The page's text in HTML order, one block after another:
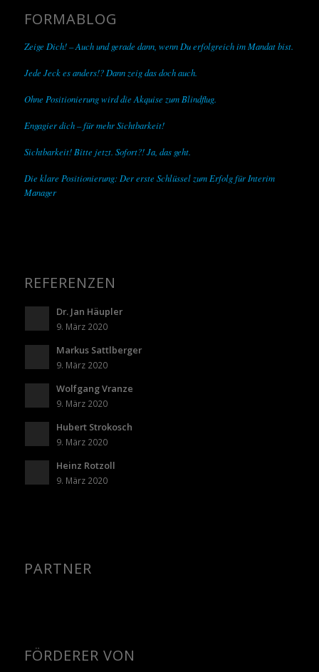
FORMABLOG
Zeige Dich! – Auch und gerade dann, wenn Du erfolgreich im Mandat bist.
Jede Jeck es anders!? Dann zeig das doch auch.
Ohne Positionierung wird die Akquise zum Blindflug.
Engagier dich – für mehr Sichtbarkeit!
Sichtbarkeit! Bitte jetzt. Sofort?! Ja, das geht.
Die klare Positionierung: Der erste Schlüssel zum Erfolg für Interim
Manager
REFERENZEN
Dr. Jan Häupler
9. März 2020
Markus Sattlberger
9. März 2020
Wolfgang Vranze
9. März 2020
Hubert Strokosch
9. März 2020
Heinz Rotzoll
9. März 2020
PARTNER
FÖRDERER VON